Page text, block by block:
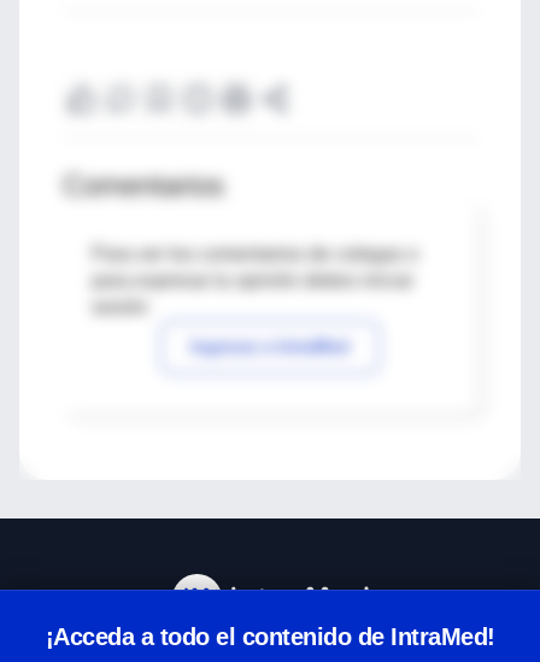
Comentarios
Para ver los comentarios de colegas o
Ingresar a IntraMed
¡Acceda a todo el contenido de IntraMed!